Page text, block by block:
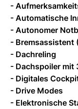
-
- Automatische
- Autonomer
- Bremsassistent
- Dachreling
- Dachspoiler mit
- Digitales
- Drive Modes
- Elektronische